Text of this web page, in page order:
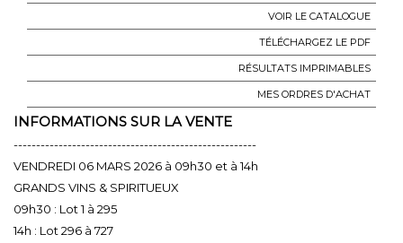
VOIR LE CATALOGUE
TÉLÉCHARGEZ LE PDF
RÉSULTATS IMPRIMABLES
MES ORDRES D'ACHAT
INFORMATIONS SUR LA VENTE
------------------------------------------------------
VENDREDI 06 MARS 2026 à 09h30 et à 14h
GRANDS VINS & SPIRITUEUX
09h30 : Lot 1 à 295
14h : Lot 296 à 727